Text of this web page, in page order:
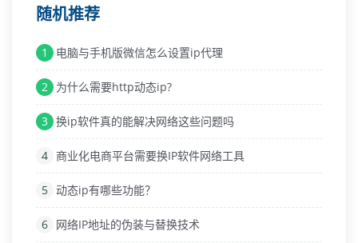
随机推荐
1 电脑与手机版微信怎么设置ip代理
2 为什么需要http动态ip?
3 换ip软件真的能解决网络这些问题吗
4 商业化电商平台需要换IP软件网络工具
5 动态ip有哪些功能？
6 网络IP地址的伪装与替换技术